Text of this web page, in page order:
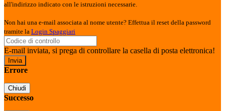
all'indirizzo indicato con le istruzioni necessarie.
Non hai una e-mail associata al nome utente? Effettua il reset della password
tramite la Login Spaggiari
E-mail inviata, si prega di controllare la casella di posta elettronica!
Errore
Chiudi
Successo